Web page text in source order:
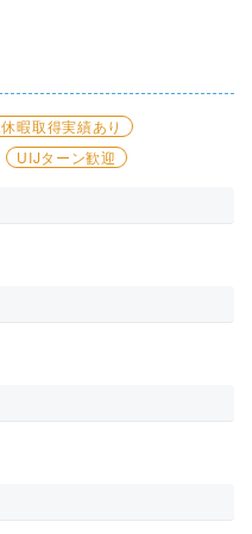
暇取得実績あり
UIJターン歓迎